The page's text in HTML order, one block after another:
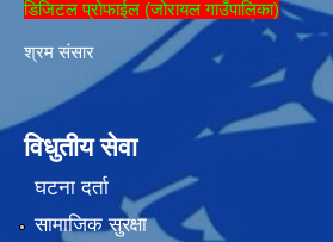
डिजिटल प्रोफाईल (जोरायल गाउँपालिका)
श्रम संसार
विधुतीय सेवा
घटना दर्ता
सामाजिक सुरक्षा